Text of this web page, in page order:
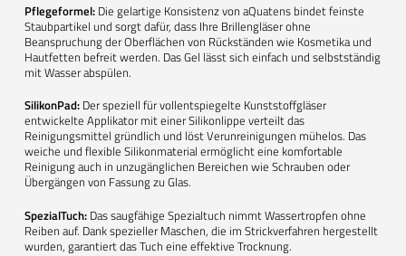
Pflegeformel:Die gelartige Konsistenz von aQuatens bindet feinste
Staubpartikel und sorgt dafür, dass Ihre Brillengläser ohne
Beanspruchung der Oberflächen von Rückständen wie Kosmetika und
Hautfetten befreit werden. Das Gel lässt sich einfach und selbstständig
mit Wasser abspülen.
SilikonPad:Der speziell für vollentspiegelte Kunststoffgläser
entwickelte Applikator mit einer Silikonlippe verteilt das
Reinigungsmittel gründlich und löst Verunreinigungen mühelos. Das
weiche und flexible Silikonmaterial ermöglicht eine komfortable
Reinigung auch in unzugänglichen Bereichen wie Schrauben oder
Übergängen von Fassung zu Glas.
SpezialTuch:Das saugfähige Spezialtuch nimmt Wassertropfen ohne
Reiben auf. Dank spezieller Maschen, die im Strickverfahren hergestellt
wurden, garantiert das Tuch eine effektive Trocknung.